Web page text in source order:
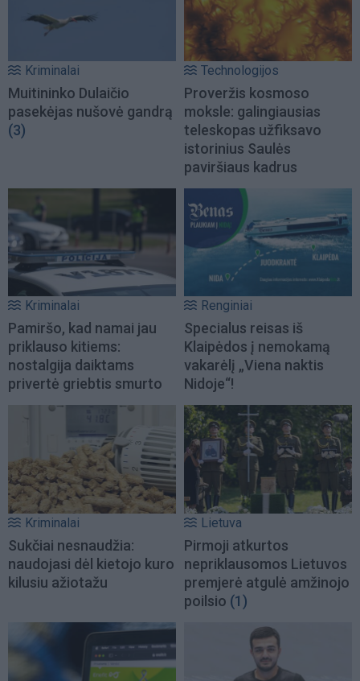
Kriminalai
Muitininko Dulaičio
pasekėjas nušovė gandrą
(3)
Technologijos
Proveržis kosmoso
moksle: galingiausias
teleskopas užfiksavo
istorinius Saulės
paviršiaus kadrus
Kriminalai
Pamiršo, kad namai jau
priklauso kitiems:
nostalgija daiktams
privertė griebtis smurto
Renginiai
Specialus reisas iš
Klaipėdos į nemokamą
vakarėlį „Viena naktis
Nidoje“!
Kriminalai
Sukčiai nesnaudžia:
naudojasi dėl kietojo kuro
kilusiu ažiotažu
Lietuva
Pirmoji atkurtos
nepriklausomos Lietuvos
premjerė atgulė amžinojo
poilsio (1)